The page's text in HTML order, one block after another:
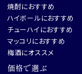
焼酎におすすめ
ハイボールにおすすめ
チューハイにおすすめ
マッコリにおすすめ
梅酒にオススメ
価格で選ぶ